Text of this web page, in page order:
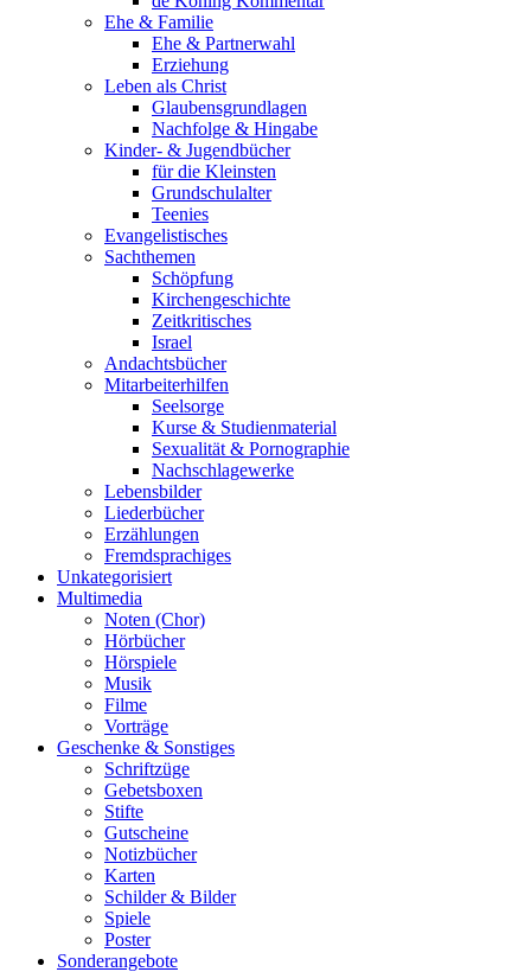
Ehe & Familie
Ehe & Partnerwahl
Erziehung
Leben als Christ
Glaubensgrundlagen
Nachfolge & Hingabe
Kinder- & Jugendbücher
für die Kleinsten
Grundschulalter
Teenies
Evangelistisches
Sachthemen
Schöpfung
Kirchengeschichte
Zeitkritisches
Israel
Andachtsbücher
Mitarbeiterhilfen
Seelsorge
Kurse & Studienmaterial
Sexualität & Pornographie
Nachschlagewerke
Lebensbilder
Liederbücher
Erzählungen
Fremdsprachiges
Unkategorisiert
Multimedia
Noten (Chor)
Hörbücher
Hörspiele
Musik
Filme
Vorträge
Geschenke & Sonstiges
Schriftzüge
Gebetsboxen
Stifte
Gutscheine
Notizbücher
Karten
Schilder & Bilder
Spiele
Poster
Sonderangebote